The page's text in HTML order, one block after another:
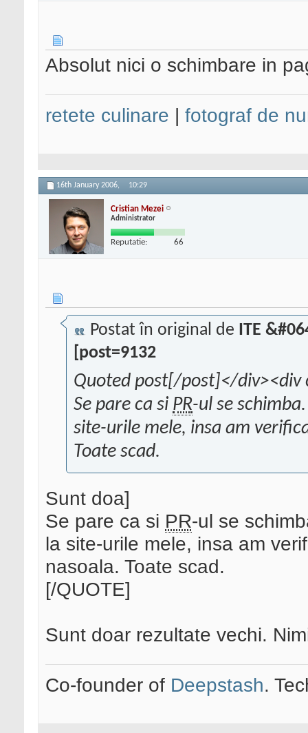
Absolut nici o schimbare in
retete culinare | fotograf de
16th January 2006, 10:29
Cristian Mezei
Administrator
Reputatie: 66
Postat în original de ITE
[post=9132
Quoted post[/post]</div><div
Se pare ca si PR-ul se
site-urile mele, insa am
Toate scad.
Sunt doa]
Se pare ca si PR-ul se
la site-urile mele, insa am
nasoala. Toate scad.
[/QUOTE]
Sunt doar rezultate vechi.
Co-founder of Deepstash.